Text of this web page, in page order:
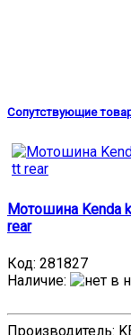
Сопутствующие
Мотошина Kenda
rear
Код: 281827
Наличие:
Производитель: